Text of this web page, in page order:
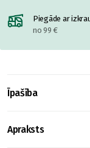
Piegāde ar
no 99 €
Īpašība
Apraksts